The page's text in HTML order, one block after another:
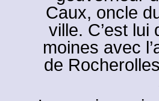
Caux, oncle
ville. C’est
moines avec
de